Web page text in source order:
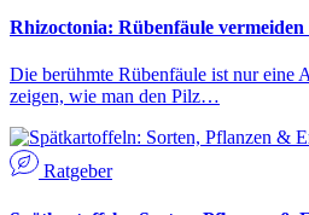
Rhizoctonia: Rübenfäule
Die berühmte Rübenfäule ist nur eine
zeigen, wie man den Pilz…
Ratgeber